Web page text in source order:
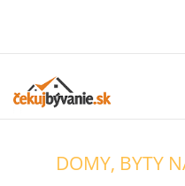
DOMY, BYTY